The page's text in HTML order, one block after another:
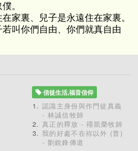
。
家裏、兒子是永遠住在家裏。
叫你們自由、你們就真自由
信徒生活,福音信仰
認識主身份與作門徒真義
- 林誠信牧師
真正的釋放 - 禤凱榮牧師
我的好處不在祢以外 (普)
- 劉銳鋒傳道